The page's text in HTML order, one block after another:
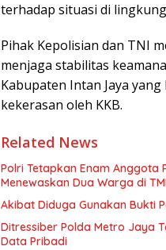
terhadap situasi di
Pihak Kepolisian dan TNI
menjaga stabilitas
Kabupaten Intan Jaya
kekerasan oleh KKB.
Related News
Polri Tetapkan Enam Anggota
Menewaskan Dua Warga di
Akibat Diduga Gunakan Bukti
Ditressiber Polda Metro Jaya
Data Pribadi